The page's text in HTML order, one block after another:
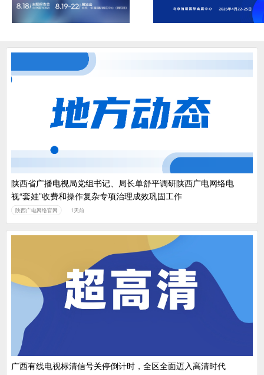
陕西省广播电视局党组书记、局长单舒平调研陕西广电网络电
视“套娃”收费和操作复杂专项治理成效巩固工作
陕西广电网络官网 1天前
广西有线电视标清信号关停倒计时，全区全面迈入高清时代